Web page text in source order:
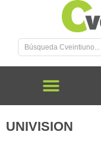
UNIVISION